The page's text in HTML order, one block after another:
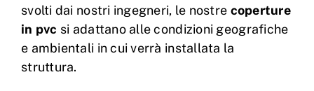
svolti dai nostri ingegneri, le nostre coperture
in pvc si adattano alle condizioni geografiche
e ambientali in cui verrà installata la
struttura.